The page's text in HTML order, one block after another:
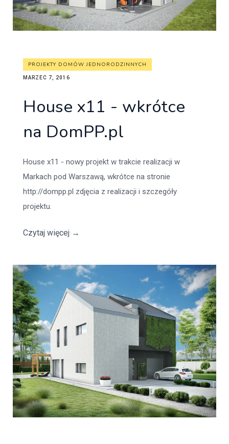
PROJEKTY DOMÓW JEDNORODZINNYCH
MARZEC 7, 2016
House x11 - wkrótce
na DomPP.pl
House x11 - nowy projekt w trakcie realizacji w
Markach pod Warszawą, wkrótce na stronie
http://dompp.pl zdjęcia z realizacji i szczegóły
projektu.
Czytaj więcej →